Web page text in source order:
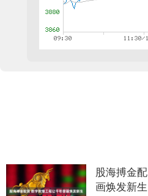
股海搏金
画焕发新生